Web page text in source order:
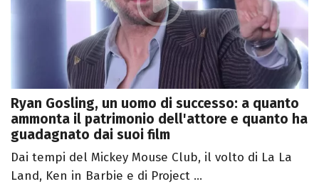
Ryan Gosling, un uomo di successo: a quanto
ammonta il patrimonio dell'attore e quanto ha
guadagnato dai suoi film
Dai tempi del Mickey Mouse Club, il volto di La La
Land, Ken in Barbie e di Project ...